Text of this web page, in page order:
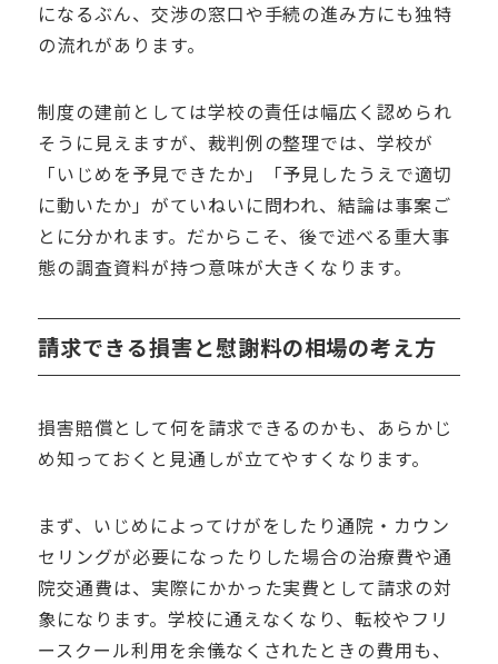
になるぶん、交渉の窓口や手続の進み方にも独特
の流れがあります。
制度の建前としては学校の責任は幅広く認められ
そうに見えますが、裁判例の整理では、学校が
「いじめを予見できたか」「予見したうえで適切
に動いたか」がていねいに問われ、結論は事案ご
とに分かれます。だからこそ、後で述べる重大事
態の調査資料が持つ意味が大きくなります。
請求できる損害と慰謝料の相場の考え方
損害賠償として何を請求できるのかも、あらかじ
め知っておくと見通しが立てやすくなります。
まず、いじめによってけがをしたり通院・カウン
セリングが必要になったりした場合の治療費や通
院交通費は、実際にかかった実費として請求の対
象になります。学校に通えなくなり、転校やフリ
ースクール利用を余儀なくされたときの費用も、